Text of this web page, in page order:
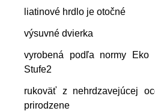
liatinové hrdlo je otočné
výsuvné dvierka
vyrobená podľa normy
Stufe2
rukoväť z nehrdzavejúcej
prirodzene